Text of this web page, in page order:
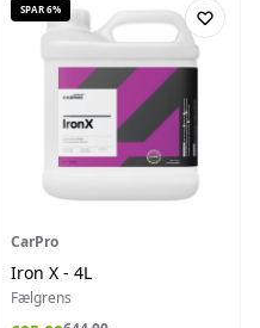
SPAR 6%
CarPro
Iron X - 4L
Fælgrens